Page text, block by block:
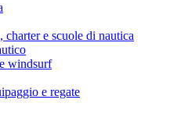
e scuole di nautica
windsurf
e regate